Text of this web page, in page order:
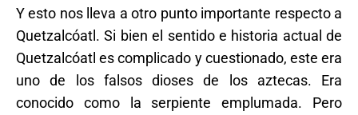
Y esto nos lleva a otro punto importante respecto a
Quetzalcóatl. Si bien el sentido e historia actual de
Quetzalcóatl es complicado y cuestionado, este era
uno de los falsos dioses de los aztecas. Era
conocido como la serpiente emplumada. Pero